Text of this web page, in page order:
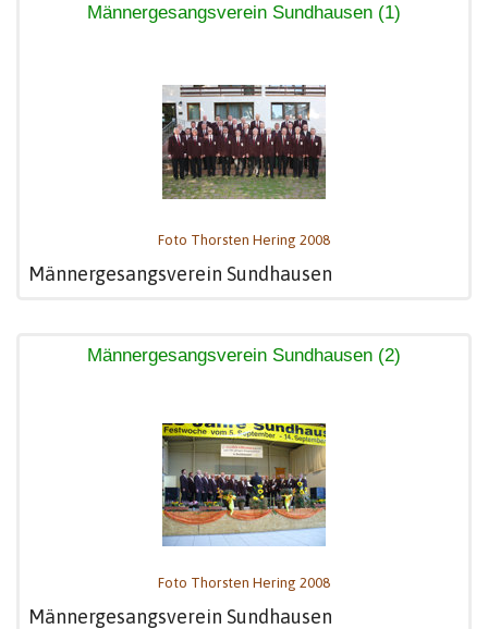
Männergesangsverein Sundhausen (1)
Foto Thorsten Hering 2008
Männergesangsverein Sundhausen
Männergesangsverein Sundhausen (2)
Foto Thorsten Hering 2008
Männergesangsverein Sundhausen